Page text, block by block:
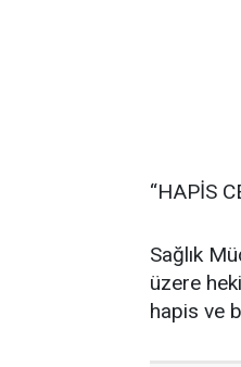
“HAPİS
Sağlık
üzere
hapis ve